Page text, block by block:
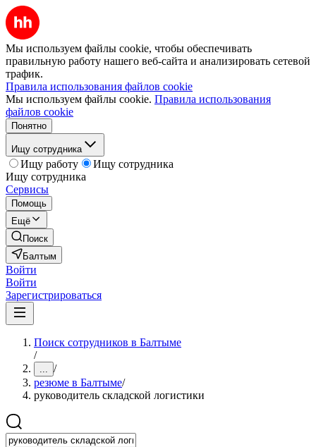
Мы используем файлы cookie, чтобы обеспечивать
правильную работу нашего веб-сайта и анализировать сетевой
трафик.
Правила использования файлов cookie
Мы используем файлы cookie. Правила использования
файлов cookie
Понятно
Ищу сотрудника
Ищу работу
Ищу сотрудника
Ищу сотрудника
Сервисы
Помощь
Ещё
Поиск
Балтым
Войти
Войти
Зарегистрироваться
Поиск сотрудников в Балтыме
/
... /
резюме в Балтыме/
руководитель складской логистики